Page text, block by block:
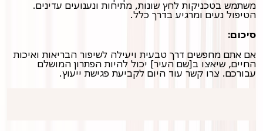
הטיפול נעים ומרגיע בדרך כלל.
סיכום:
עבורכם. צרו קשר עוד היום לקביעת פגישת ייעוץ.